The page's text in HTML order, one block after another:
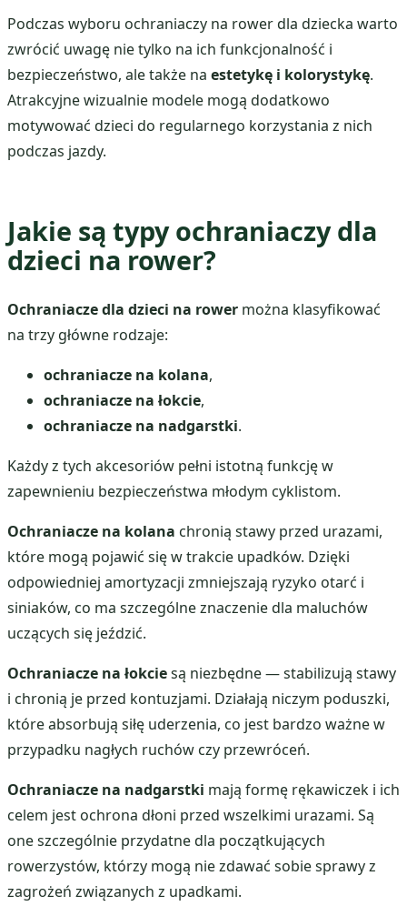
Podczas wyboru ochraniaczy na rower dla dziecka warto
zwrócić uwagę nie tylko na ich funkcjonalność i
bezpieczeństwo, ale także na estetykę i kolorystykę.
Atrakcyjne wizualnie modele mogą dodatkowo
motywować dzieci do regularnego korzystania z nich
podczas jazdy.
Jakie są typy ochraniaczy dla
dzieci na rower?
Ochraniacze dla dzieci na rower można klasyfikować
na trzy główne rodzaje:
ochraniacze na kolana,
ochraniacze na łokcie,
ochraniacze na nadgarstki.
Każdy z tych akcesoriów pełni istotną funkcję w
zapewnieniu bezpieczeństwa młodym cyklistom.
Ochraniacze na kolana chronią stawy przed urazami,
które mogą pojawić się w trakcie upadków. Dzięki
odpowiedniej amortyzacji zmniejszają ryzyko otarć i
siniaków, co ma szczególne znaczenie dla maluchów
uczących się jeździć.
Ochraniacze na łokciesą niezbędne — stabilizują stawy
i chronią je przed kontuzjami. Działają niczym poduszki,
które absorbują siłę uderzenia, co jest bardzo ważne w
przypadku nagłych ruchów czy przewróceń.
Ochraniacze na nadgarstki mają formę rękawiczek i ich
celem jest ochrona dłoni przed wszelkimi urazami. Są
one szczególnie przydatne dla początkujących
rowerzystów, którzy mogą nie zdawać sobie sprawy z
zagrożeń związanych z upadkami.